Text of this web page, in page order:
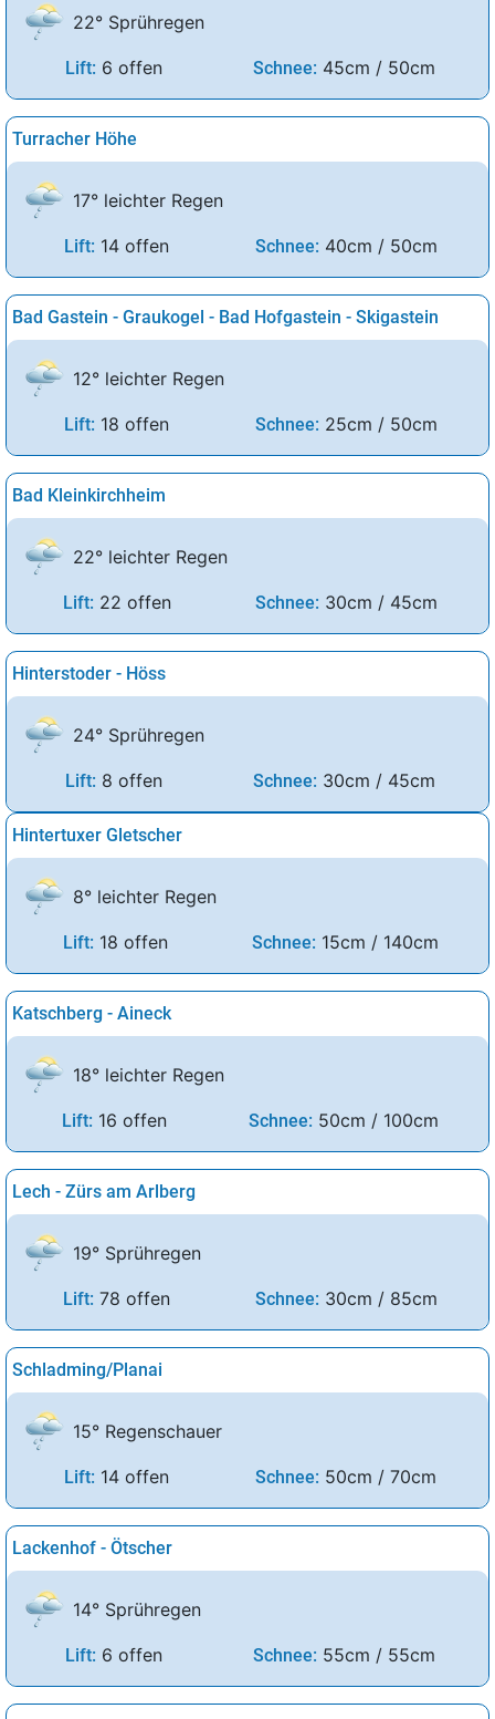
22° Sprühregen
Lift: 6 offen Schnee: 45cm / 50cm
Turracher Höhe
17° leichter Regen
Lift: 14 offen Schnee: 40cm / 50cm
Bad Gastein - Graukogel - Bad Hofgastein - Skigastein
12° leichter Regen
Lift: 18 offen Schnee: 25cm / 50cm
Bad Kleinkirchheim
22° leichter Regen
Lift: 22 offen Schnee: 30cm / 45cm
Hinterstoder - Höss
24° Sprühregen
Lift: 8 offen Schnee: 30cm / 45cm
Hintertuxer Gletscher
8° leichter Regen
Lift: 18 offen Schnee: 15cm / 140cm
Katschberg - Aineck
18° leichter Regen
Lift: 16 offen Schnee: 50cm / 100cm
Lech - Zürs am Arlberg
19° Sprühregen
Lift: 78 offen Schnee: 30cm / 85cm
Schladming/Planai
15° Regenschauer
Lift: 14 offen Schnee: 50cm / 70cm
Lackenhof - Ötscher
14° Sprühregen
Lift: 6 offen Schnee: 55cm / 55cm